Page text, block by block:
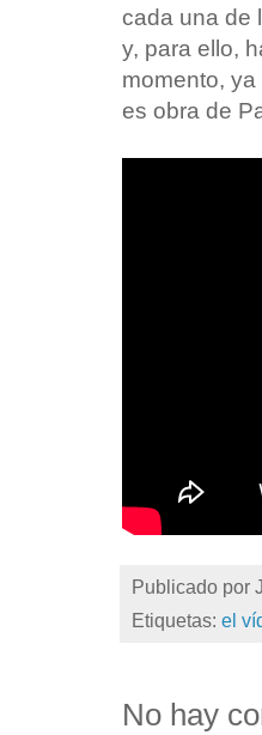
cada una de
y, para ello,
momento,
es obra de
Publicado por
Etiquetas: el
No hay